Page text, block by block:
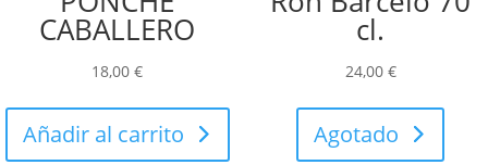
CABALLERO
18,00€
Añadir al carrito
cl.
24,00 €
Agotado